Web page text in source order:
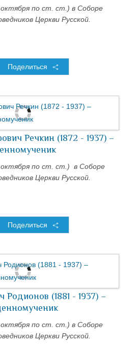
по ст. ст.) в Соборе
Церкви Русской.
Поделиться
Речкин (1872 - 1937) –
по ст. ст.) в Соборе
Церкви Русской.
Поделиться
Родионов (1881 - 1937) –
по ст. ст.) в Соборе
Церкви Русской.